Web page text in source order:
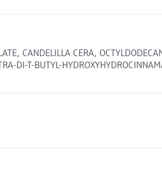
CANDELILLA CERA,
DI-T-BUTYL-